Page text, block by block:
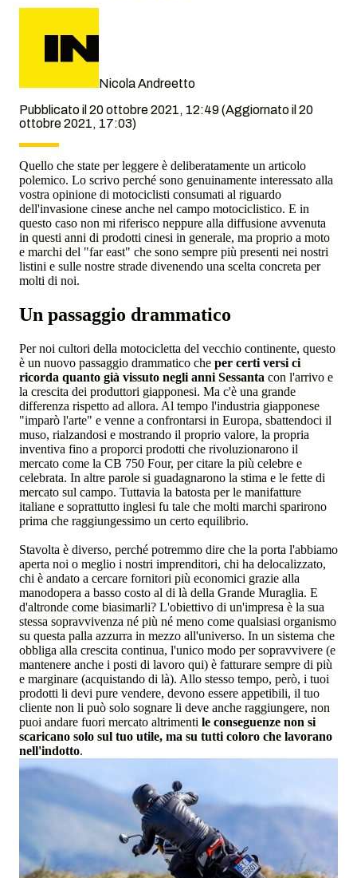
Nicola Andreetto
Pubblicato il 20 ottobre 2021, 12:49(Aggiornato il 20
ottobre 2021, 17:03)
Quello che state per leggere è deliberatamente un articolo
polemico. Lo scrivo perché sono genuinamente interessato alla
vostra opinione di motociclisti consumati al riguardo
dell'invasione cinese anche nel campo motociclistico. E in
questo caso non mi riferisco neppure alla diffusione avvenuta
in questi anni di prodotti cinesi in generale, ma proprio a moto
e marchi del "far east" che sono sempre più presenti nei nostri
listini e sulle nostre strade divenendo una scelta concreta per
molti di noi.
Un passaggio drammatico
Per noi cultori della motocicletta del vecchio continente, questo
è un nuovo passaggio drammatico che per certi versi ci
ricorda quanto già vissuto negli anni Sessanta con l'arrivo e
la crescita dei produttori giapponesi. Ma c'è una grande
differenza rispetto ad allora. Al tempo l'industria giapponese
"imparò l'arte" e venne a confrontarsi in Europa, sbattendoci il
muso, rialzandosi e mostrando il proprio valore, la propria
inventiva fino a proporci prodotti che rivoluzionarono il
mercato come la CB 750 Four, per citare la più celebre e
celebrata. In altre parole si guadagnarono la stima e le fette di
mercato sul campo. Tuttavia la batosta per le manifatture
italiane e soprattutto inglesi fu tale che molti marchi sparirono
prima che raggiungessimo un certo equilibrio.
Stavolta è diverso, perché potremmo dire che la porta l'abbiamo
aperta noi o meglio i nostri imprenditori, chi ha delocalizzato,
chi è andato a cercare fornitori più economici grazie alla
manodopera a basso costo al di là della Grande Muraglia. E
d'altronde come biasimarli? L'obiettivo di un'impresa è la sua
stessa sopravvivenza né più né meno come qualsiasi organismo
su questa palla azzurra in mezzo all'universo. In un sistema che
obbliga alla crescita continua, l'unico modo per sopravvivere (e
mantenere anche i posti di lavoro qui) è fatturare sempre di più
e marginare (acquistando di là). Allo stesso tempo, però, i tuoi
prodotti li devi pure vendere, devono essere appetibili, il tuo
cliente non li può solo sognare li deve anche raggiungere, non
puoi andare fuori mercato altrimenti le conseguenze non si
scaricano solo sul tuo utile, ma su tutti coloro che lavorano
nell'indotto.